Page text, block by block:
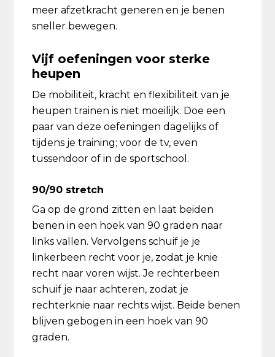
meer afzetkracht generen en je benen
sneller bewegen.
Vijf oefeningen voor sterke
heupen
De mobiliteit, kracht en flexibiliteit van je
heupen trainen is niet moeilijk. Doe een
paar van deze oefeningen dagelijks of
tijdens je training; voor de tv, even
tussendoor of in de sportschool.
90/90 stretch
Ga op de grond zitten en laat beiden
benen in een hoek van 90 graden naar
links vallen. Vervolgens schuif je je
linkerbeen recht voor je, zodat je knie
recht naar voren wijst. Je rechterbeen
schuif je naar achteren, zodat je
rechterknie naar rechts wijst. Beide benen
blijven gebogen in een hoek van 90
graden.